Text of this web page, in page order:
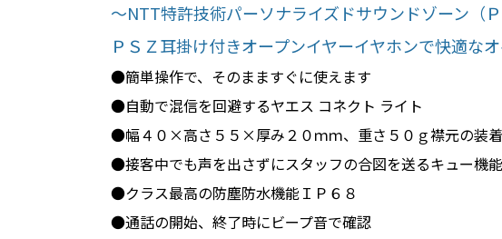
～NTT特許技術パーソナライズドサウンドゾーン（
ＰＳＺ耳掛け付きオープンイヤーイヤホンで快適な
●簡単操作で、そのまますぐに使えます
●自動で混信を回避するヤエス コネクト ライト
●幅４０×高さ５５×厚み２０ｍｍ、重さ５０ｇ襟元の装
●接客中でも声を出さずにスタッフの合図を送るキュー機能
●クラス最高の防塵防水機能ＩＰ６８
●通話の開始、終了時にビープ音で確認